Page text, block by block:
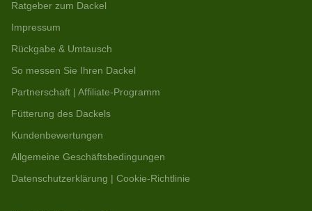
Ratgeber zum Dackel
Impressum
Rückgabe & Umtausch
So messen Sie Ihren Dackel
Partnerschaft | Affiliate-Programm
Fütterung des Dackels
Kundenbewertungen
Allgemeine Geschäftsbedingungen
Datenschutzerklärung | Cookie-Richtlinie